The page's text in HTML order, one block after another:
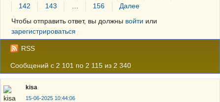
142
143 156
Далее
Чтобы отправить ответ, вы должны войти или
зарегистрироваться
RSS
Сообщений с 2 101 по 2 115 из 2 340
kisa
15-06-2025 10:44:06